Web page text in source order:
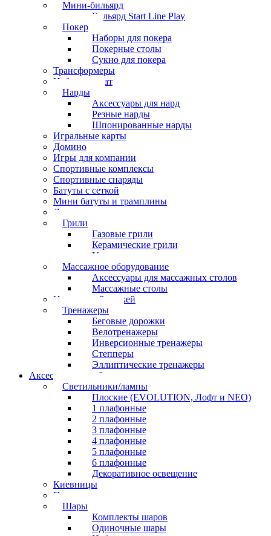
Мини-бильярд
Бильярд Start Line Play
Покер
Наборы для покера
Покерные столы
Сукно для покера
Трансформеры
Набор шахмат
Нарды
Аксессуары для нард
Резные нарды
Шпонированные нарды
Игральные карты
Домино
Игры для компании
Спортивные комплексы
Спортивные снаряды
Батуты с сеткой
Мини батуты и трамплины
Дартс
Грили
Газовые грили
Керамические грили
Угольные грили
Массажное оборудование
Аксессуары для массажных столов
Массажные столы
Настольный хоккей
Тренажеры
Беговые дорожки
Велотренажеры
Инверсионные тренажеры
Степперы
Эллиптические тренажеры
Аксессуары для бильярда
Светильники/лампы
Плоские (EVOLUTION, Лофт и NEO)
1 плафонные
2 плафонные
3 плафонные
4 плафонные
5 плафонные
6 плафонные
Декоративное освещение
Киевницы
Полочки
Шары
Комплекты шаров
Одиночные шары